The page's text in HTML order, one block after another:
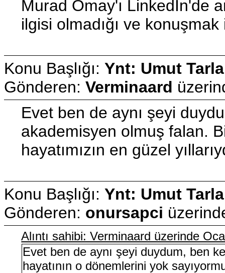
Murad Omay'ı LinkedIn'de
ilgisi olmadığı ve
Konu Başlığı: Ynt: Umut
Gönderen: Verminaard
Evet ben de aynı şeyi
akademisyen olmuş falan.
hayatımızın en güzel
Konu Başlığı: Ynt: Umut
Gönderen: onursapci
Alıntı sahibi: Verminaard üzerinde
Evet ben de aynı şeyi duydum, ben
hayatının o dönemlerini yok